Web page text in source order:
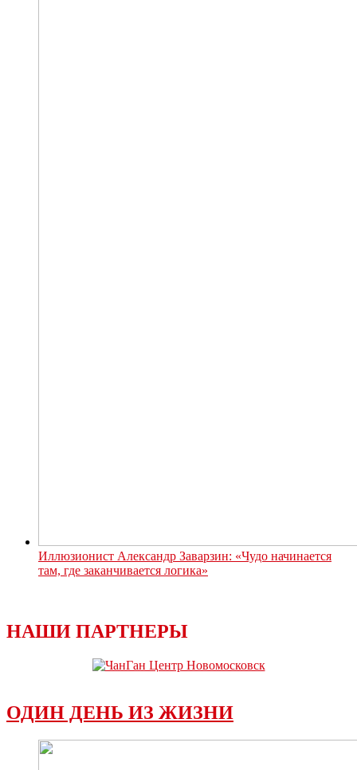
Иллюзионист Александр Заварзин: «Чудо начинается
там, где заканчивается логика»
НАШИ ПАРТНЕРЫ
ОДИН ДЕНЬ ИЗ ЖИЗНИ